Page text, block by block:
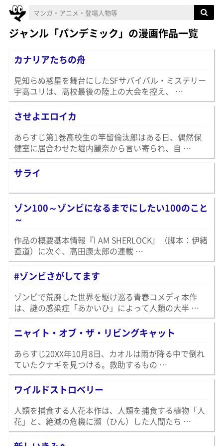
ジャンル「パンデミック」の漫画作品一覧
カナリアたちの舟
見知らぬ惑星を舞台にしたSFサバイバル・ミステリー
宇高ユリは、高校最後の陸上の大会を控え、 …
させよエロイカ
あらすじ第1巻高校生の竿留倫汰郎はある日、偶然保
健室に居合わせた堀内麗奈から言い寄られ、自 …
サライ
ゾン100～ゾンビになるまでにしたい100のこと
～
作品の概要基本情報『I AM SHERLOCK』（脚本：伊緒
直道）に次ぐ、高田康太郎の連載 …
#ゾンビさがしてます
ゾンビで荒廃した世界を駆け巡る青春コメディ本作
は、謎の感染症「あかいひ」によって人類の大半 …
ニャイト・オブ・ザ・リビングキャット
あらすじ20XX年10月8日、カオルは雨が降る中で倒れ
ていたクナギを見つける。救助するもの …
ワイルドストロベリー
人類を捕食する人花本作は、人類を捕食する植物「人
花」と、絶滅の危機に瀕（ひん）した人間たち …